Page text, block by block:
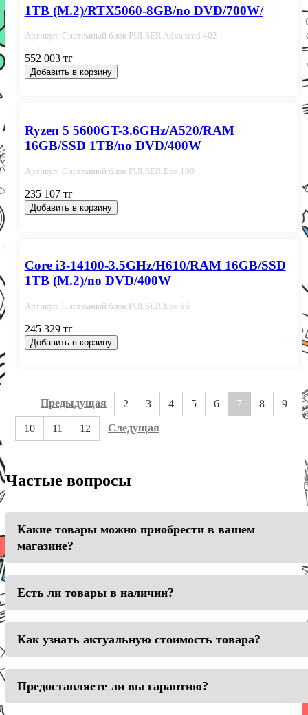
1TB (M.2)/RTX5060-8GB/no DVD/700W/
Артикул: Системный блок PULSER Advanced 402
552 003 тг
Добавить в корзину
Ryzen 5 5600GT-3.6GHz/A520/RAM
16GB/SSD 1TB/no DVD/400W
Артикул: Системный блок PULSER Eco 100
235 107 тг
Добавить в корзину
Core i3-14100-3.5GHz/H610/RAM 16GB/SSD
1TB (M.2)/no DVD/400W
Артикул: Системный блок PULSER Eco 96
245 329 тг
Добавить в корзину
Предыдущая 2 3 4 5 6 7 8 9
10 11 12 Следущая
Частые вопросы
Какие товары можно приобрести в вашем
магазине?
Есть ли товары в наличии?
Как узнать актуальную стоимость товара?
Предоставляете ли вы гарантию?